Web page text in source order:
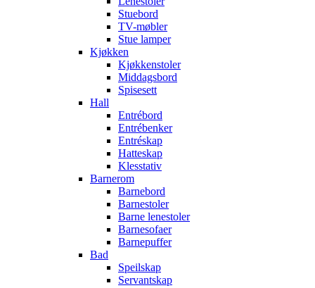
Stuebord
TV-møbler
Stue lamper
Kjøkken
Kjøkkenstoler
Middagsbord
Spisesett
Hall
Entrébord
Entrébenker
Entréskap
Hatteskap
Klesstativ
Barnerom
Barnebord
Barnestoler
Barne lenestoler
Barnesofaer
Barnepuffer
Bad
Speilskap
Servantskap